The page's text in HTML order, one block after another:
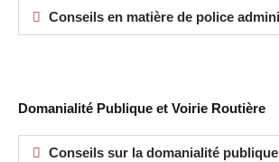
Conseils en matière de police
Domanialité Publique et Voirie Routière
Conseils sur la domanialité publique